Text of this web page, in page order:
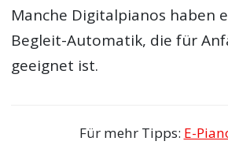
Manche Digitalpianos haben
Begleit-Automatik, die für
geeignet ist.
Für mehr Tipps: E-